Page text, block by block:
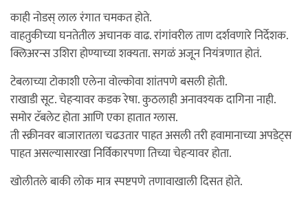
काही नोडस् लाल रंगात चमकत होते.
वाहतुकीच्या घनतेतील अचानक वाढ. रांगांवरील ताण दर्शवणारे निर्देशक.
क्लिअरन्स उशिरा होण्याच्या शक्यता. सगळं अजून नियंत्रणात होतं.
टेबलाच्या टोकाशी एलेना वोल्कोवा शांतपणे बसली होती.
राखाडी सूट. चेहऱ्यावर कडक रेषा. कुठलाही अनावश्यक दागिना नाही.
समोर टॅबलेट होता आणि एका हातात ग्लास.
ती स्क्रीनवर बाजारातला चढउतार पाहत असली तरी हवामानाच्या अपडेट्स
पाहत असल्यासारखा निर्विकारपणा तिच्या चेहऱ्यावर होता.
खोलीतले बाकी लोक मात्र स्पष्टपणे तणावाखाली दिसत होते.